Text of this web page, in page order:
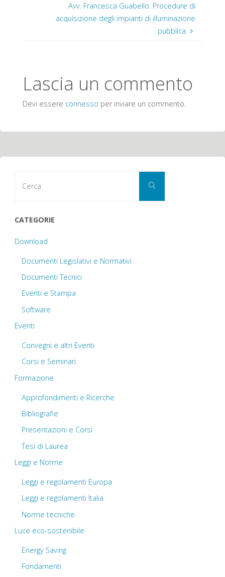
Avv. Francesca Guabello: Procedure di
acquisizione degli impianti di illuminazione
pubblica
Lascia un commento
Devi essere connesso per inviare un commento.
Cerca
CATEGORIE
Download
Documenti Legislativi e Normativi
Documenti Tecnici
Eventi e Stampa
Software
Eventi
Convegni e altri Eventi
Corsi e Seminari
Formazione
Approfondimenti e Ricerche
Bibliografie
Presentazioni e Corsi
Tesi di Laurea
Leggi e Norme
Leggi e regolamenti Europa
Leggi e regolamenti Italia
Norme tecniche
Luce eco-sostenibile
Energy Saving
Fondamenti